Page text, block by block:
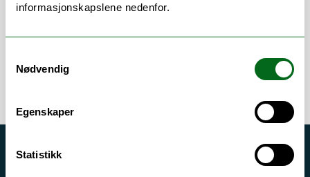
informasjonskapslene nedenfor.
Nødvendig
Egenskaper
Statistikk
Akutt hjelp